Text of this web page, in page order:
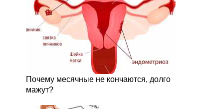
Почему месячные не кончаются, долго
мажут?